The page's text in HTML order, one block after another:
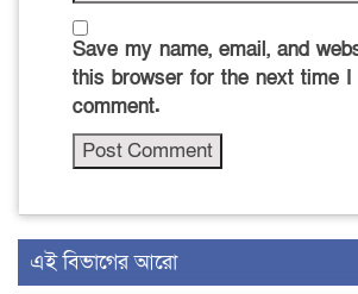
Save my name, email, and
this browser for the next time I
comment.
এই বিভাগের আরো